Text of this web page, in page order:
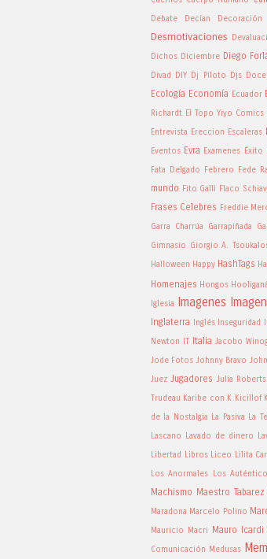
Debate
Decían Decoración
Desmotivaciones
Dichos Diciembre Diego
Divad
DIY Dj Piloto Djs
Ecología Economía Ecuador
Richardt El Topo Yiyo Comics
Entrevista Ereccion Escaleras
Eventos Evra Examenes Éxito
Fata Delgado
Febrero Fede
mundo Fito Galli Flaco
Frases Celebres Freddie
Garra Charrúa
Garrapiñada
Gimnasio Giorgio A.
Halloween Happy HashTags
Homenajes Hongos Hooliganá
Iglesia
Imagenes
Inglaterra Inglés Inseguridad
Newton
IT Italia Jacobo
Jode Fotos Johnny Bravo
Juez Jugadores Julia Roberts
Trudeau Karibe con K Kicillof
de la Nostalgia La Pasiva La
Lascano Lavado de dinero
Libertad
Libros Liceo Lilita
Los Anormales
Los
Machismo Maestro Tabarez
Maradona Marcelo Polino
Mauricio Macri Mauro Icardi
Comunicación Medusas